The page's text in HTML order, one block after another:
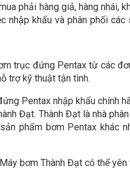
phải hàng giả, hàng nhái,
nhập khẩu và phân phối
trục đứng Pentax từ các
trợ kỹ thuật tận tình.
Pentax nhập khẩu chính
Đạt. Thành Đạt là nhà
phẩm bơm Pentax khác
bơm Thành Đạt có thể yên